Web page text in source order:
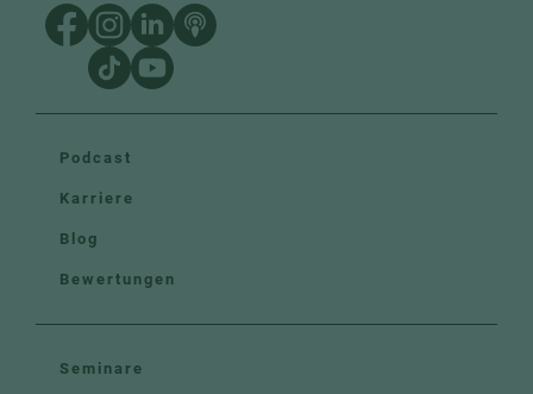
Podcast
Karriere
Blog
Bewertungen
Seminare